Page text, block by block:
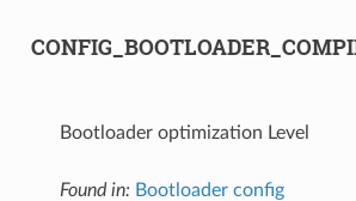
Bootloader optimization Level
Found in: Bootloader config